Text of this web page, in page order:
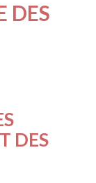
DES
DES